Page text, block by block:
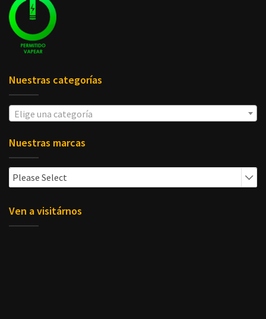
Nuestras categorías
Elige una categoría
Nuestras marcas
Please Select
Ven a visitárnos